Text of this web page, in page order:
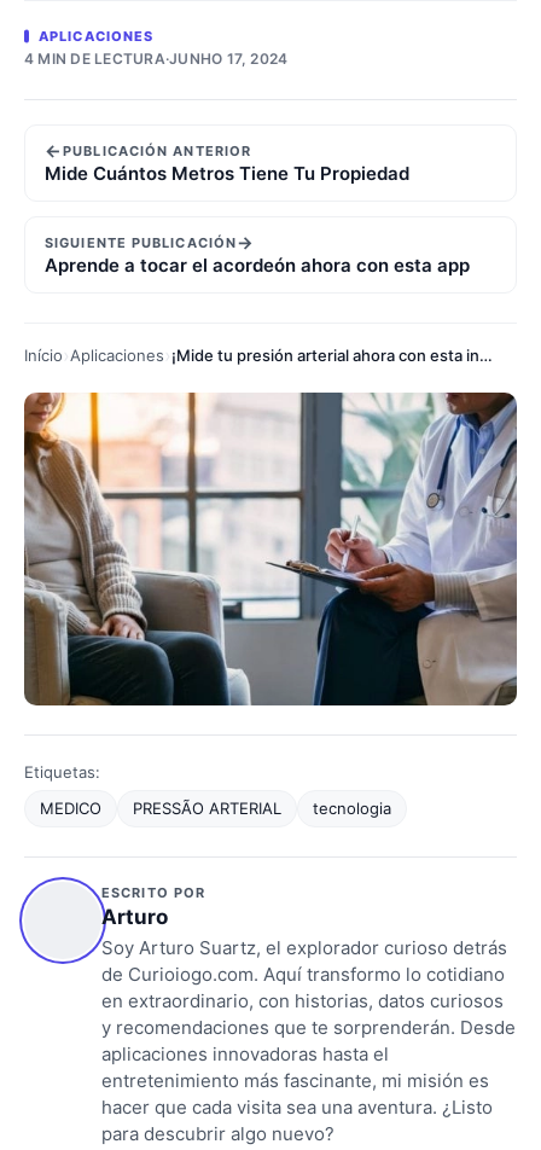
APLICACIONES
4 MIN DE LECTURA·JUNHO 17, 2024
←PUBLICACIÓN ANTERIOR
Mide Cuántos Metros Tiene Tu Propiedad
SIGUIENTE PUBLICACIÓN→
Aprende a tocar el acordeón ahora con esta app
Início Aplicaciones ¡Mide tu presión arterial ahora con esta increíble app!
Etiquetas:
MEDICO
PRESSÃO ARTERIAL tecnologia
ESCRITO POR
Arturo
Soy Arturo Suartz, el explorador curioso detrás
de Curioiogo.com. Aquí transformo lo cotidiano
en extraordinario, con historias, datos curiosos
y recomendaciones que te sorprenderán. Desde
aplicaciones innovadoras hasta el
entretenimiento más fascinante, mi misión es
hacer que cada visita sea una aventura. ¿Listo
para descubrir algo nuevo?